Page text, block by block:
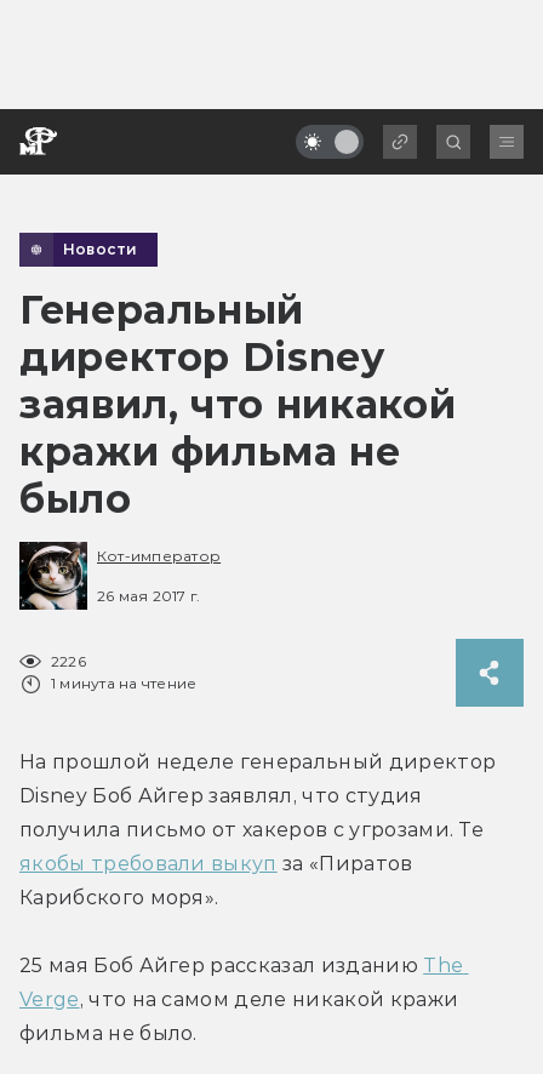
Новости
Генеральный
директор Disney
заявил, что никакой
кражи фильма не
было
Кот-император
26 мая 2017 г.
2226
1 минута на чтение
На прошлой неделе генеральный директор
Disney Боб Айгер заявлял, что студия
якобы требовали выкуп за «Пиратов
Карибского моря».
25 мая Боб Айгер рассказал изданию The
Verge, что на самом деле никакой кражи
фильма не было.